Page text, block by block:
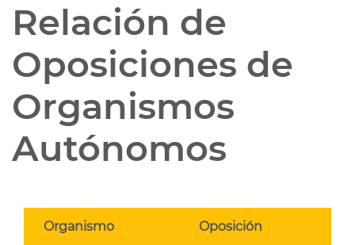
Relación de
Oposiciones de
Organismos
Autónomos
Organismo Oposición